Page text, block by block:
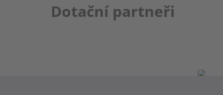
Dotační partneři